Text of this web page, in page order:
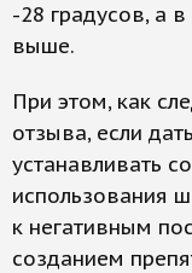
-28 градусов, а
выше.
При этом, как
отзыва, если
устанавливать
использования
к негативным
созданием